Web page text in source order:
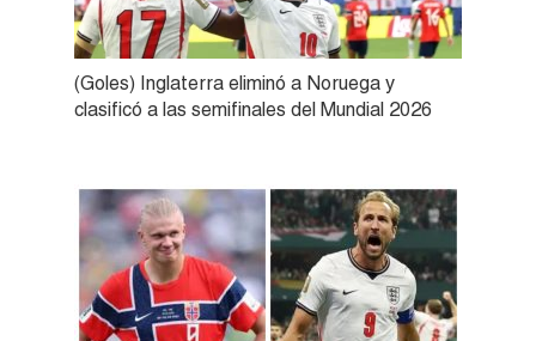
(Goles) Inglaterra eliminó a Noruega y
clasificó a las semifinales del Mundial 2026